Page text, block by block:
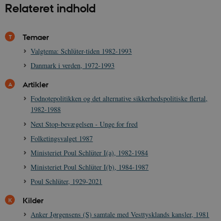
Relateret indhold
Temaer
Valgtema: Schlüter-tiden 1982-1993
Danmark i verden, 1972-1993
Artikler
Fodnotepolitikken og det alternative sikkerhedspolitiske flertal,
1982-1988
Next Stop-bevægelsen - Unge for fred
Folketingsvalget 1987
Ministeriet Poul Schlüter I(a), 1982-1984
Ministeriet Poul Schlüter I(b), 1984-1987
Poul Schlüter, 1929-2021
Kilder
Anker Jørgensens (S) samtale med Vesttysklands kansler, 1981